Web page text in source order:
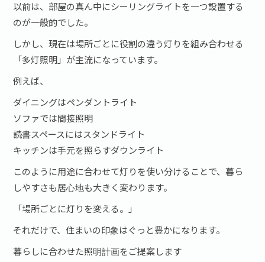
以前は、部屋の真ん中にシーリングライトを一つ設置する
のが一般的でした。
しかし、現在は場所ごとに役割の違う灯りを組み合わせる
「多灯照明」が主流になっています。
例えば、
ダイニングはペンダントライト
ソファでは間接照明
読書スペースにはスタンドライト
キッチンは手元を照らすダウンライト
このように用途に合わせて灯りを使い分けることで、暮ら
しやすさも居心地も大きく変わります。
「場所ごとに灯りを変える。」
それだけで、住まいの印象はぐっと豊かになります。
暮らしに合わせた照明計画をご提案します